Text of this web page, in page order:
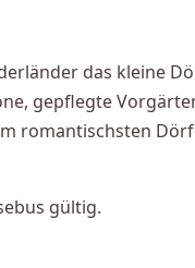
das kleine
gepflegte
romantischsten
gültig.